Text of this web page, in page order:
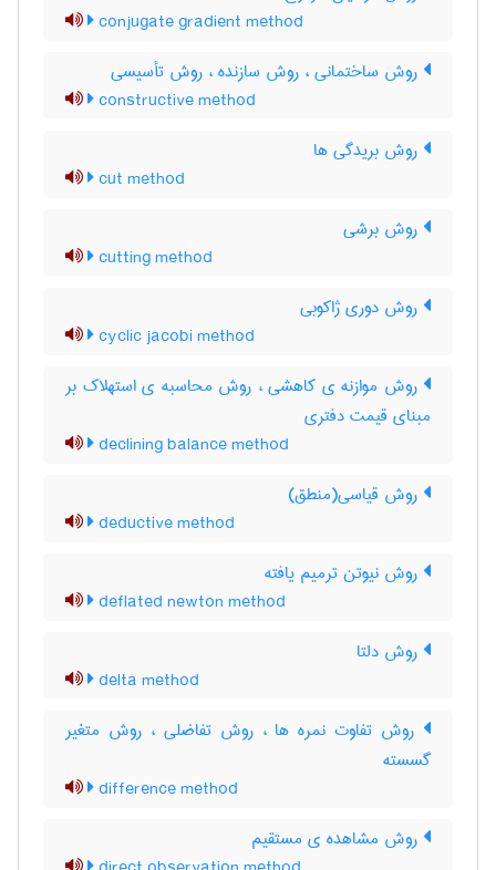
conjugate gradient method
روش ساختمانی ، روش سازنده ، روش تأسیسی
constructive method
روش بریدگی ها
cut method
روش برشی
cutting method
روش دوری ژاکوبی
cyclic jacobi method
روش موازنه ی کاهشی ، روش محاسبه ی استهلاک بر
مبنای قیمت دفتری
declining balance method
روش قیاسی(منطق)
deductive method
روش نیوتن ترمیم یافته
deflated newton method
روش دلتا
delta method
روش تفاوت نمره ها ، روش تفاضلی ، روش متغیر
گسسته
difference method
روش مشاهده ی مستقیم